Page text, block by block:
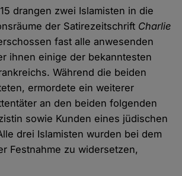
drangen zwei Islamisten in die
der Satirezeitschrift Charlie
fast alle anwesenden
ihnen einige der bekanntesten
Während die beiden
ermordete ein weiterer
an den beiden folgenden
sowie Kunden eines jüdischen
drei Islamisten wurden bei dem
Festnahme zu widersetzen,